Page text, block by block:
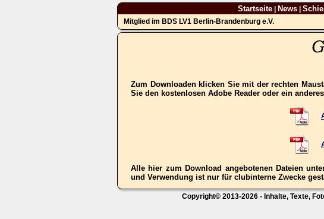
Startseite| News|
Mitglied im BDS LV1 Berlin-Brandenburg e.V.
Zum Downloaden klicken Sie mit der rechten
Sie den kostenlosen Adobe Reader oder ein
Alle hier zum Download angebotenen Dateien
und Verwendung ist nur für clubinterne Zwecke
Copyright© 2013-2026 - Inhalte, Texte,